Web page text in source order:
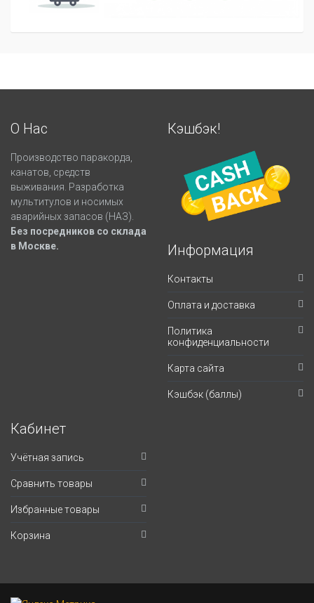
О Нас
Производство паракорда,
канатов, средств
выживания. Разработка
мультитулов и носимых
аварийных запасов (НАЗ).
Без посредников со склада
в Москве.
Кэшбэк!
Информация
Контакты
Оплата и доставка
Политика
конфиденциальности
Карта сайта
Кэшбэк (баллы)
Кабинет
Учётная запись
Сравнить товары
Избранные товары
Корзина